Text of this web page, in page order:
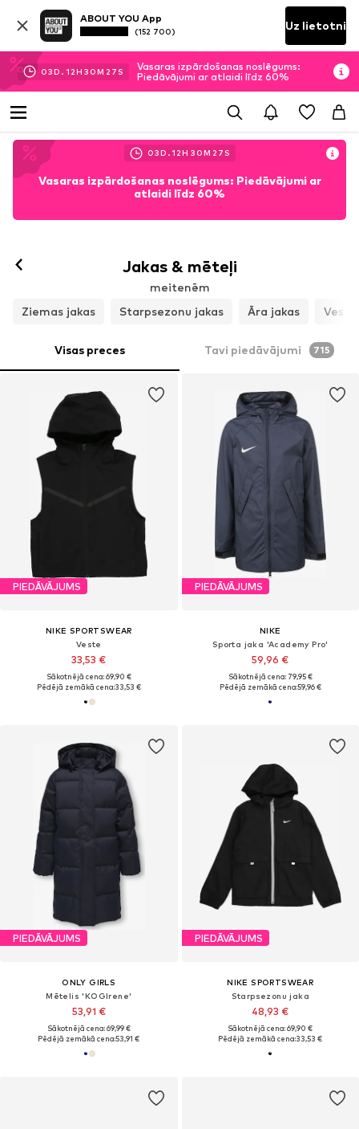
ABOUT YOU App
(152 700) Uz lietotni
03D. 12H 30M 25 S
Vasaras izpārdošanas noslēgums:
Piedāvājumi ar atlaidi līdz 60%
03D.12H 30M 25 S
Vasaras izpārdošanas noslēgums: Piedāvājumi ar
atlaidi līdz 60%
Jakas & mēteļi
meitenēm
Ziemas jakas
Starpsezonu jakas Āra jakas
Visas preces Tavi piedāvājumi 715
PIEDĀVĀJUMS
NIKE SPORTSWEAR
Veste
33,53 €
Sākotnējā cena: 69,90 €
Pēdējā zemākā cena:33,53 €
PIEDĀVĀJUMS
NIKE
Sporta jaka 'Academy Pro'
59,96 €
Sākotnējā cena: 79,95 €
Pēdējā zemākā cena:59,96 €
PIEDĀVĀJUMS
ONLY GIRLS
Mētelis 'KOGIrene'
53,91 €
Sākotnējā cena: 69,99 €
Pēdējā zemākā cena:53,91 €
PIEDĀVĀJUMS
NIKE SPORTSWEAR
Starpsezonu jaka
48,93 €
Sākotnējā cena: 69,90 €
Pēdējā zemākā cena:33,53 €